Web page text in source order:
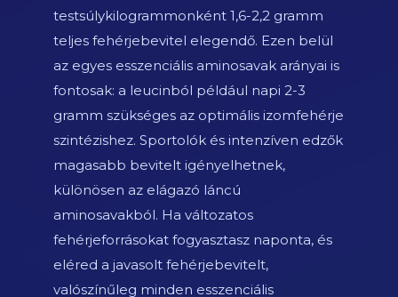
testsúlykilogrammonként 1,6-2,2 gramm
teljes fehérjebevitel elegendő. Ezen belül
az egyes esszenciális aminosavak arányai is
fontosak: a leucinból például napi 2-3
gramm szükséges az optimális izomfehérje
szintézishez. Sportolók és intenzíven edzők
magasabb bevitelt igényelhetnek,
különösen az elágazó láncú
aminosavakból. Ha változatos
fehérjeforrásokat fogyasztasz naponta, és
eléred a javasolt fehérjebevitelt,
valószínűleg minden esszenciális